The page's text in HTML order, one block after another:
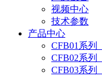
视频中心
技术参数
产品中心
CFB01系列
CFB02系列
CFB03系列